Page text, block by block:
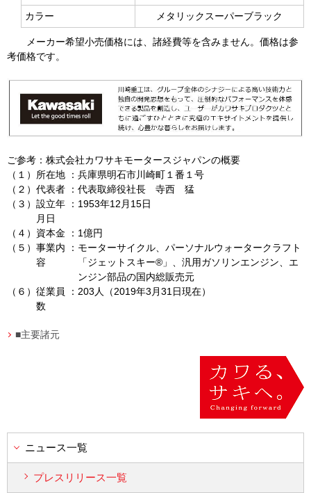
カラー
メタリックスーパーブラック
メーカー希望小売価格には、諸経費等を含みません。価格は参
考価格です。
ご参考：株式会社カワサキモータースジャパンの概要
（１） 所在地 ： 兵庫県明石市川崎町１番１号
（２） 代表者 ： 代表取締役社長 寺西 猛
（３） 設立年
月日
： 1953年12月15日
（４） 資本金 ： 1億円
（５） 事業内
容
： モーターサイクル、パーソナルウォータークラフト
「ジェットスキー® 」、汎用ガソリンエンジン、エ
ンジン部品の国内総販売元
（６） 従業員
数
： 203人（2019年3月31日現在）
■主要諸元
ニュース一覧
プレスリリース一覧